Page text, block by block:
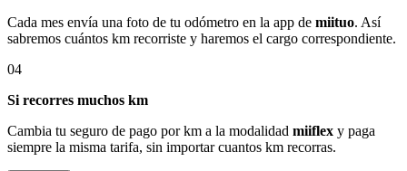
Cada mes envía una foto de tu odómetro en la app de miituo. Así
sabremos cuántos km recorriste y haremos el cargo correspondiente.
04
Si recorres muchos km
Cambia tu seguro de pago por km a la modalidad miiflex y paga
siempre la misma tarifa, sin importar cuantos km recorras.